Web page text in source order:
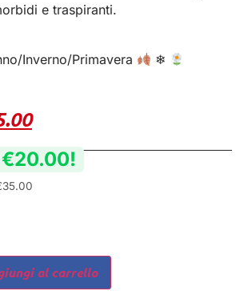
e traspiranti.
Inverno/Primavera ❄
€20.00!
35.00
al carrello